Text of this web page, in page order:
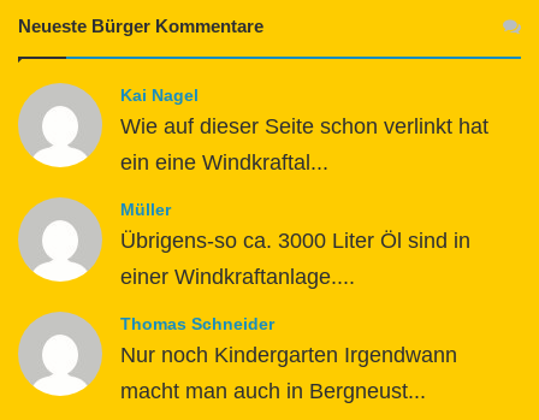
Neueste Bürger Kommentare
Kai Nagel
Wie auf dieser Seite schon verlinkt hat
ein eine Windkraftal...
Müller
Übrigens-so ca. 3000 Liter Öl sind in
einer Windkraftanlage....
Thomas Schneider
Nur noch Kindergarten Irgendwann
macht man auch in Bergneust...